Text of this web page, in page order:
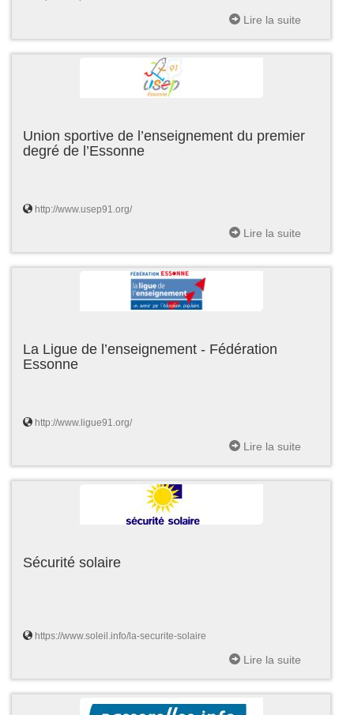
Lire la suite
Union sportive de l’enseignement du premier
degré de l’Essonne
http://www.usep91.org/
Lire la suite
La Ligue de l’enseignement - Fédération
Essonne
http://www.ligue91.org/
Lire la suite
Sécurité solaire
https://www.soleil.info/la-securite-solaire
Lire la suite